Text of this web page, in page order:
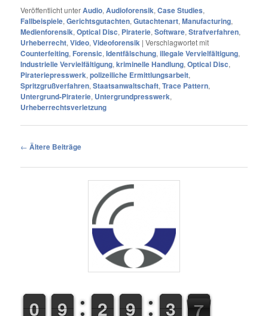
Veröffentlicht unterAudio,Audioforensik,Case Studies,
Fallbeispiele,Gerichtsgutachten,Gutachtenart,Manufacturing,
Medienforensik,Optical Disc, Piraterie,Software,Strafverfahren,
Urheberrecht,Video,Videoforensik |Verschlagwortet mit
Counterfeiting, Forensic,Identfälschung,illegale Vervielfältigung,
Industrielle Vervielfältigung,kriminelle Handlung,Optical Disc,
Pirateriepresswerk,polizeiliche Ermittlungsarbeit,
Spritzgrußverfahren,Staatsanwaltschaft,Trace Pattern,
Untergrund-Piraterie, Untergrundpresswerk,
Urheberrechtsverletzung
Beitragsnavigation
← Ältere Beiträge
9
9
0
0 8
8
9
9 1
1
2
2 8
8
9
9 2
2
3
3 8
8
9